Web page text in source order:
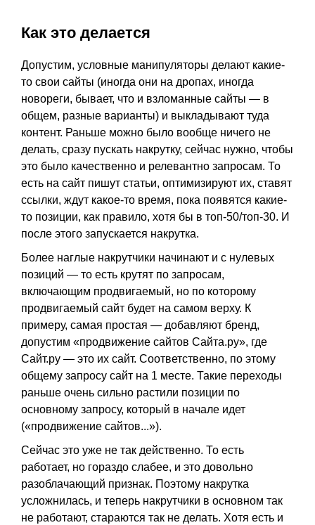
Как это делается
Допустим, условные манипуляторы делают какие-
то свои сайты (иногда они на дропах, иногда
новореги, бывает, что и взломанные сайты — в
общем, разные варианты) и выкладывают туда
контент. Раньше можно было вообще ничего не
делать, сразу пускать накрутку, сейчас нужно, чтобы
это было качественно и релевантно запросам. То
есть на сайт пишут статьи, оптимизируют их, ставят
ссылки, ждут какое-то время, пока появятся какие-
то позиции, как правило, хотя бы в топ-50/топ-30. И
после этого запускается накрутка.
Более наглые накрутчики начинают и с нулевых
позиций — то есть крутят по запросам,
включающим продвигаемый, но по которому
продвигаемый сайт будет на самом верху. К
примеру, самая простая — добавляют бренд,
допустим «продвижение сайтов Сайта.ру», где
Сайт.ру — это их сайт. Соответственно, по этому
общему запросу сайт на 1 месте. Такие переходы
раньше очень сильно растили позиции по
основному запросу, который в начале идет
(«продвижение сайтов...»).
Сейчас это уже не так действенно. То есть
работает, но гораздо слабее, и это довольно
разоблачающий признак. Поэтому накрутка
усложнилась, и теперь накрутчики в основном так
не работают, стараются так не делать. Хотя есть и